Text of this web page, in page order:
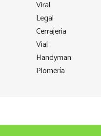
Viral
Legal
Cerrajería
Vial
Handyman
Plomería